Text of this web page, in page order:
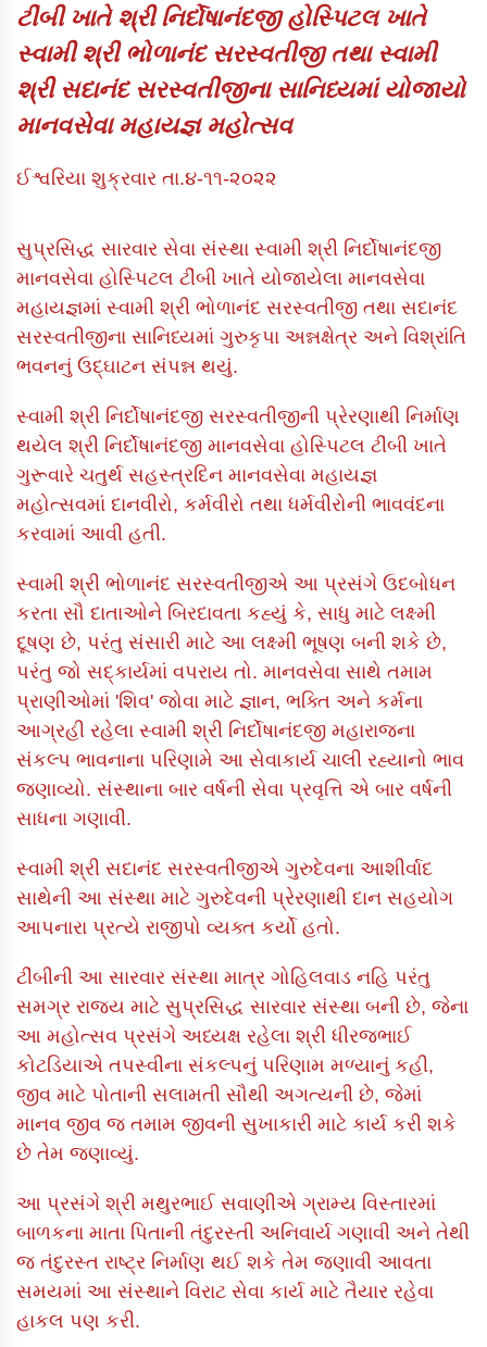
ટીંબી ખાતે શ્રી નિર્દોષાનંદજી હોસ્પિટલ ખાતે
સ્વામી શ્રી ભોળાનંદ સરસ્વતીજી તથા સ્વામી
શ્રી સદાનંદ સરસ્વતીજીના સાનિધ્યમાં યોજાયો
માનવસેવા મહાયજ્ઞ મહોત્સવ
ઈશ્વરિયા શુક્રવાર તા.૪-૧૧-૨૦૨૨
સુપ્રસિદ્ધ સારવાર સેવા સંસ્થા સ્વામી શ્રી નિર્દોષાનંદજી
માનવસેવા હોસ્પિટલ ટીંબી ખાતે યોજાયેલા માનવસેવા
મહાયજ્ઞમાં સ્વામી શ્રી ભોળાનંદ સરસ્વતીજી તથા સદાનંદ
સરસ્વતીજીના સાનિધ્યમાં ગુરુકૃપા અન્નક્ષેત્ર અને વિશ્રાંતિ
ભવનનું ઉદ્ઘાટન સંપન્ન થયું.
સ્વામી શ્રી નિર્દોષાનંદજી સરસ્વતીજીની પ્રેરણાથી નિર્માણ
થયેલ શ્રી નિર્દોષાનંદજી માનવસેવા હોસ્પિટલ ટીંબી ખાતે
ગુરૂવારે ચતુર્થ સહસ્ત્રદિન માનવસેવા મહાયજ્ઞ
મહોત્સવમાં દાનવીરો, કર્મવીરો તથા ધર્મવીરોની ભાવવંદના
કરવામાં આવી હતી.
સ્વામી શ્રી ભોળાનંદ સરસ્વતીજીએ આ પ્રસંગે ઉદબોધન
કરતા સૌ દાતાઓને બિરદાવતા કહ્યું કે, સાધુ માટે લક્ષ્મી
દૂષણ છે, પરંતુ સંસારી માટે આ લક્ષ્મી ભૂષણ બની શકે છે,
પરંતુ જો સદ્કાર્યમાં વપરાય તો. માનવસેવા સાથે તમામ
પ્રાણીઓમાં 'શિવ' જોવા માટે જ્ઞાન, ભક્તિ અને કર્મના
આગ્રહી રહેલા સ્વામી શ્રી નિર્દોષાનંદજી મહારાજના
સંકલ્પ ભાવનાના પરિણામે આ સેવાકાર્ય ચાલી રહ્યાનો ભાવ
જણાવ્યો. સંસ્થાના બાર વર્ષની સેવા પ્રવૃત્તિ એ બાર વર્ષની
સાધના ગણાવી.
સ્વામી શ્રી સદાનંદ સરસ્વતીજીએ ગુરુદેવના આશીર્વાદ
સાથેની આ સંસ્થા માટે ગુરુદેવની પ્રેરણાથી દાન સહયોગ
આપનારા પ્રત્યે રાજીપો વ્યક્ત કર્યો હતો.
ટીંબીની આ સારવાર સંસ્થા માત્ર ગોહિલવાડ નહિ પરંતુ
સમગ્ર રાજ્ય માટે સુપ્રસિદ્ધ સારવાર સંસ્થા બની છે, જેના
આ મહોત્સવ પ્રસંગે અધ્યક્ષ રહેલા શ્રી ધીરજભાઈ
કોટડિયાએ તપસ્વીના સંકલ્પનું પરિણામ મળ્યાનું કહી,
જીવ માટે પોતાની સલામતી સૌથી અગત્યની છે, જેમાં
માનવ જીવ જ તમામ જીવની સુખાકારી માટે કાર્ય કરી શકે
છે તેમ જણાવ્યું.
આ પ્રસંગે શ્રી મથુરભાઈ સવાણીએ ગ્રામ્ય વિસ્તારમાં
બાળકના માતા પિતાની તંદુરસ્તી અનિવાર્ય ગણાવી અને તેથી
જ તંદુરસ્ત રાષ્ટ્ર નિર્માણ થઈ શકે તેમ જણાવી આવતા
સમયમાં આ સંસ્થાને વિરાટ સેવા કાર્ય માટે તૈયાર રહેવા
હાકલ પણ કરી.